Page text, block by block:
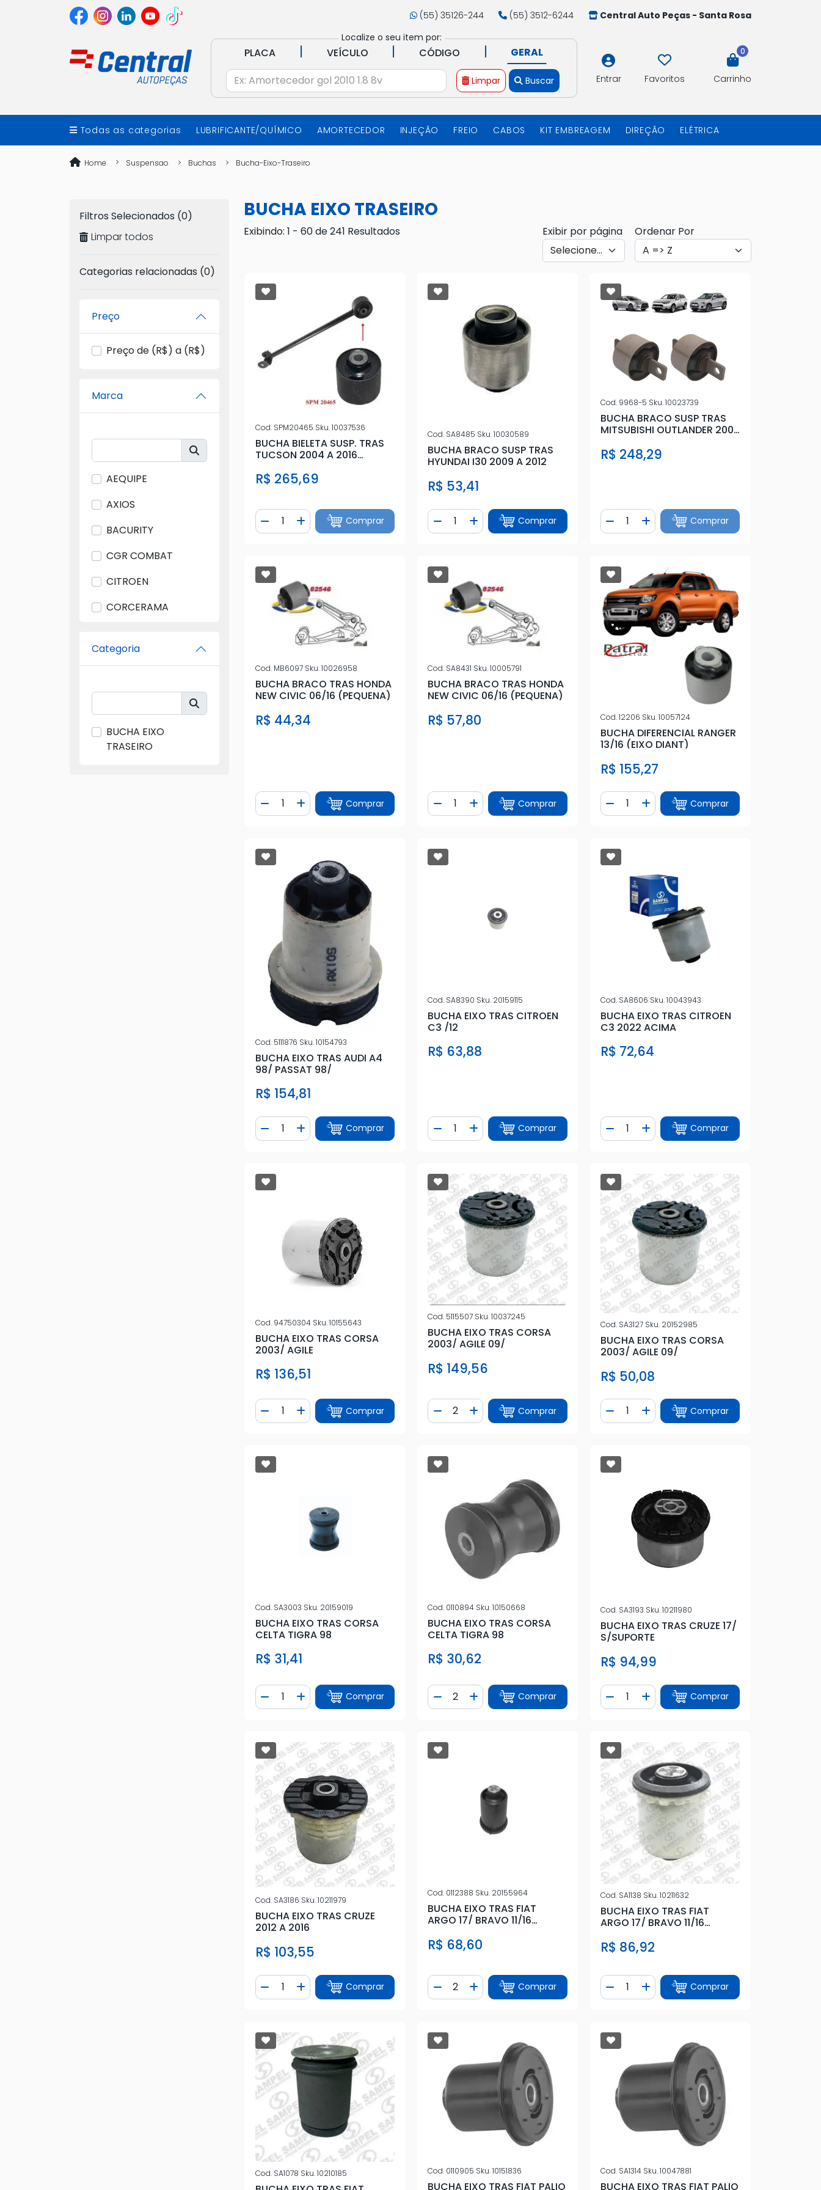
(55) 35126-244 (55) 3512-6244
Central Auto Peças - Santa Rosa
Localize o seu item por:
PLACA | VEÍCULO | CÓDIGO | GERAL
Limpar Buscar Entrar Favoritos
0
Carrinho
Todas as categorias LUBRIFICANTE/QUÍMICO AMORTECEDOR INJEÇÃO FREIO CABOS KIT EMBREAGEM DIREÇÃO ELÉTRICA
Home Suspensao Buchas Bucha-Eixo-Traseiro
Filtros Selecionados (0)
Limpar todos
Categorias relacionadas (0)
Preço
Preço de (R$) a (R$)
Marca
AEQUIPE
AXIOS
BACURITY
CGR COMBAT
CITROEN
CORCERAMA
FEBI
GENUINI
Categoria
BUCHA EIXO
TRASEIRO
BUCHA EIXO TRASEIRO
Exibindo: 1 - 60 de 241 Resultados Exibir por página Ordenar Por
Cod. SPM20465 Sku.10037536
BUCHA BIELETA SUSP. TRAS
TUCSON 2004 A 2016
R$ 265,69
Diminuir Quantidade
Quantidade
Adicionar Quantidade
Comprar
Cod. SA8485 Sku.10030589
BUCHA BRACO SUSP TRAS
HYUNDAI I30 2009 A 2012
R$ 53,41
Diminuir Quantidade
Quantidade
Adicionar Quantidade
Comprar
Cod.9968-5 Sku.10023739
BUCHA BRACO SUSP TRAS
MITSUBISHI OUTLANDER 2008
R$ 248,29
Diminuir Quantidade
Quantidade
Adicionar Quantidade
Comprar
Cod. MB6097 Sku.10026958
BUCHA BRACO TRAS HONDA
NEW CIVIC 06/16 (PEQUENA)
R$ 44,34
Diminuir Quantidade
Quantidade
Adicionar Quantidade
Comprar
Cod. SA8431 Sku.10005791
BUCHA BRACO TRAS HONDA
NEW CIVIC 06/16 (PEQUENA)
R$ 57,80
Diminuir Quantidade
Quantidade
Adicionar Quantidade
Comprar
Cod.12206 Sku.10057124
BUCHA DIFERENCIAL RANGER
13/16 (EIXO DIANT)
R$ 155,27
Diminuir Quantidade
Quantidade
Adicionar Quantidade
Comprar
Cod. 5111876 Sku.10154793
BUCHA EIXO TRAS AUDI A4
98/ PASSAT 98/
R$ 154,81
Diminuir Quantidade
Quantidade
Adicionar Quantidade
Comprar
Cod. SA8390 Sku. 20159115
BUCHA EIXO TRAS CITROEN
C3 /12
R$ 63,88
Diminuir Quantidade
Quantidade
Adicionar Quantidade
Comprar
Cod.SA8606 Sku.10043943
BUCHA EIXO TRAS CITROEN
C3 2022 ACIMA
R$ 72,64
Diminuir Quantidade
Quantidade
Adicionar Quantidade
Comprar
Cod. 94750304 Sku.10155643
BUCHA EIXO TRAS CORSA
2003/ AGILE
R$ 136,51
Diminuir Quantidade
Quantidade
Adicionar Quantidade
Comprar
Cod. 5115507 Sku.10037245
BUCHA EIXO TRAS CORSA
2003/ AGILE 09/
R$ 149,56
Diminuir Quantidade
Quantidade
Adicionar Quantidade
Comprar
Cod.SA3127 Sku.20152985
BUCHA EIXO TRAS CORSA
2003/ AGILE 09/
R$ 50,08
Diminuir Quantidade
Quantidade
Adicionar Quantidade
Comprar
Cod. SA3003 Sku. 20159019
BUCHA EIXO TRAS CORSA
CELTA TIGRA 98
R$ 31,41
Diminuir Quantidade
Quantidade
Adicionar Quantidade
Comprar
Cod. 0110894 Sku.10150668
BUCHA EIXO TRAS CORSA
CELTA TIGRA 98
R$ 30,62
Diminuir Quantidade
Quantidade
Adicionar Quantidade
Comprar
Cod.SA3193 Sku.10211980
BUCHA EIXO TRAS CRUZE 17/
S/SUPORTE
R$ 94,99
Diminuir Quantidade
Quantidade
Adicionar Quantidade
Comprar
Cod. SA3186 Sku.10211979
BUCHA EIXO TRAS CRUZE
2012 A 2016
R$ 103,55
Diminuir Quantidade
Quantidade
Adicionar Quantidade
Comprar
Cod. 0112388 Sku. 20155964
BUCHA EIXO TRAS FIAT
ARGO 17/ BRAVO 11/16
R$ 68,60
Diminuir Quantidade
Quantidade
Adicionar Quantidade
Comprar
Cod.SA1138 Sku.10211632
BUCHA EIXO TRAS FIAT
ARGO 17/ BRAVO 11/16
R$ 86,92
Diminuir Quantidade
Quantidade
Adicionar Quantidade
Comprar
Cod. SA1078 Sku.10210185 Cod. 0110905 Sku.10151836
BUCHA EIXO TRAS FIAT PALIO
Cod.SA1314 Sku.10047881
BUCHA EIXO TRAS FIAT PALIO